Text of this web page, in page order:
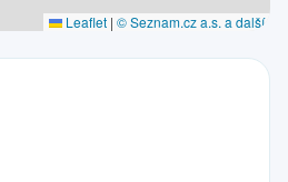
Leaflet | © Seznam.cz a.s. a další